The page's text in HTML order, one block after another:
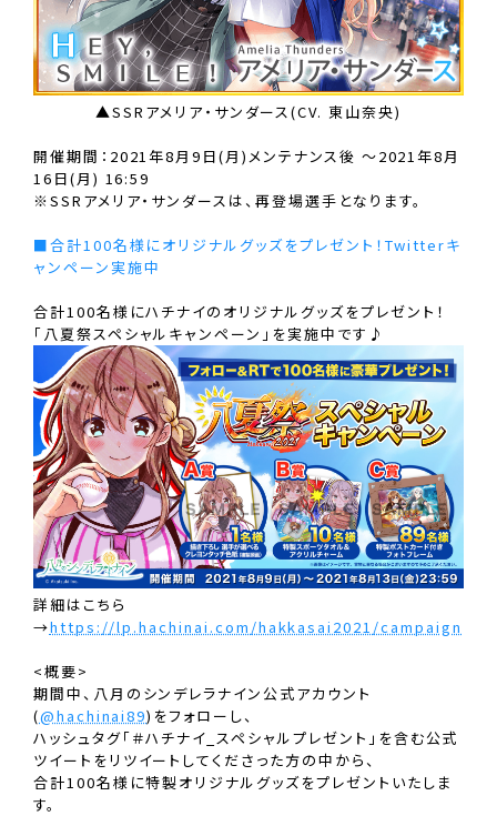
▲SSRアメリア・サンダース(CV. 東山奈央)
開催期間：2021年8月9日(月)メンテナンス後 〜2021年8月
16日(月) 16:59
※SSRアメリア・サンダースは、再登場選手となります。
■合計100名様にオリジナルグッズをプレゼント！Twitterキ
ャンペーン実施中
合計100名様にハチナイのオリジナルグッズをプレゼント！
「八夏祭スペシャルキャンペーン」を実施中です♪
詳細はこちら
→https://lp.hachinai.com/hakkasai2021/campaign
<概要>
期間中、八月のシンデレラナイン公式アカウント
(@hachinai89)をフォローし、
ハッシュタグ「＃ハチナイ_スペシャルプレゼント」を含む公式
ツイートをリツイートしてくださった方の中から、
合計100名様に特製オリジナルグッズをプレゼントいたしま
す。